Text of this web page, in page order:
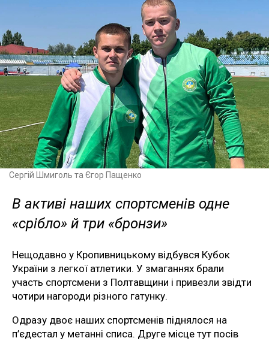
Сергій Шмиголь та Єгор Пащенко
В активі наших спортсменів одне
«срібло» й три «бронзи»
Нещодавно у Кропивницькому відбувся Кубок
України з легкої атлетики. У змаганнях брали
участь спортсмени з Полтавщини і привезли звідти
чотири нагороди різного гатунку.
Одразу двоє наших спортсменів піднялося на
п’єдестал у метанні списа. Друге місце тут посів